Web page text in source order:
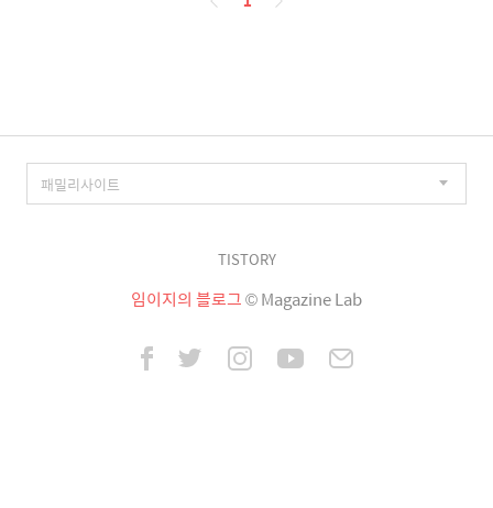
TISTORY
임이지의 블로그© Magazine Lab